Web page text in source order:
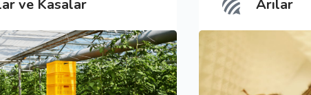
ve Kasalar Arılar